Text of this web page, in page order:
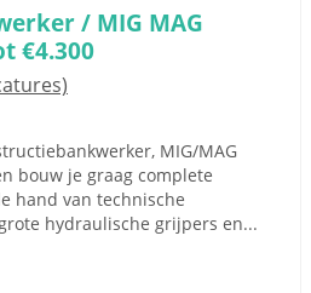
/ MIG MAG
€4.300
MIG/MAG
bouw je graag complete
hand van technische
hydraulische grijpers en...